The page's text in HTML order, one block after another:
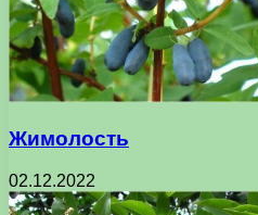
Жимолость
02.12.2022